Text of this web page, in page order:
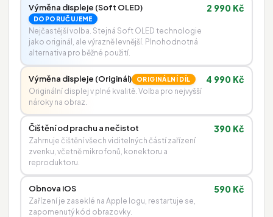
Výměna displeje (Soft OLED)
DOPORUČUJEME
Nejčastější volba. Stejná Soft OLED technologie
jako originál, ale výrazně levnější. Plnohodnotná
alternativa pro běžné použití.
2 990 Kč
Výměna displeje (Originál) ORIGINÁLNÍ DÍL
Originální displej v plné kvalitě. Volba pro nejvyšší
nároky na obraz.
4 990 Kč
Čištění od prachu a nečistot
Zahrnuje čištění všech viditelných částí zařízení
zvenku, včetně mikrofonů, konektoru a
reproduktoru.
390 Kč
Obnova iOS
Zařízení je zaseklé na Apple logu, restartuje se,
zapomenutý kód obrazovky.
590 Kč